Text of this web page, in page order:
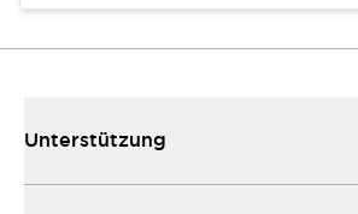
Unterstützung